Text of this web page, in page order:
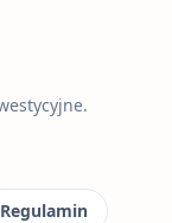
Regulamin